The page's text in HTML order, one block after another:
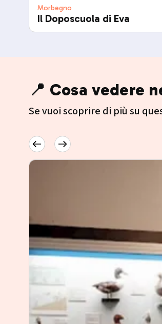
Morbegno
Il Doposcuola di Eva
📍 Cosa vedere
Se vuoi scoprire di più su